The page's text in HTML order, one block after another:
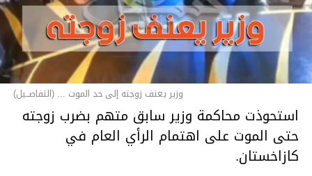
وزير يعنف زوجته إلى حد الموت ... (التفاصــيل)
استحوذت محاكمة وزير سابق متهم بضرب زوجته
حتى الموت على اهتمام الرأي العام في
كازاخستان.